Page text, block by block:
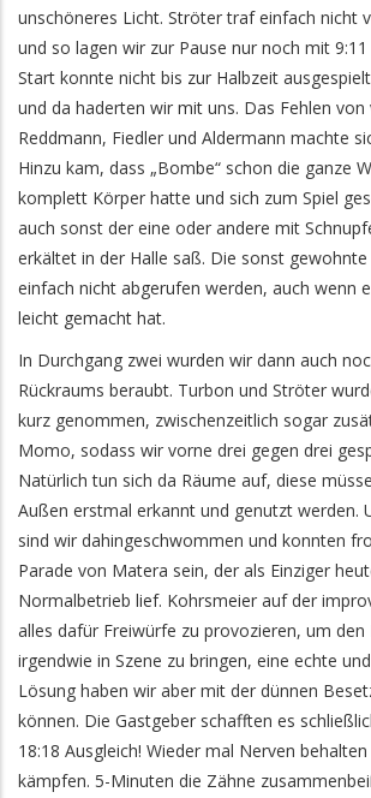
unschöneres Licht. Ströter traf einfach nicht
und so lagen wir zur Pause nur noch mit
Start konnte nicht bis zur Halbzeit
und da haderten wir mit uns. Das Fehlen von
Reddmann, Fiedler und Aldermann machte
Hinzu kam, dass „Bombe“ schon die ganze
komplett Körper hatte und sich zum Spiel
auch sonst der eine oder andere mit
erkältet in der Halle saß. Die sonst
einfach nicht abgerufen werden, auch wenn
leicht gemacht hat.
In Durchgang zwei wurden wir dann auch
Rückraums beraubt. Turbon und Ströter
kurz genommen, zwischenzeitlich sogar
Momo, sodass wir vorne drei gegen drei
Natürlich tun sich da Räume auf, diese
Außen erstmal erkannt und genutzt werden.
sind wir dahingeschwommen und konnten
Parade von Matera sein, der als Einziger
Normalbetrieb lief. Kohrsmeier auf der
alles dafür Freiwürfe zu provozieren, um den
irgendwie in Szene zu bringen, eine echte
Lösung haben wir aber mit der dünnen
können. Die Gastgeber schafften es
18:18 Ausgleich! Wieder mal Nerven
kämpfen. 5-Minuten die Zähne